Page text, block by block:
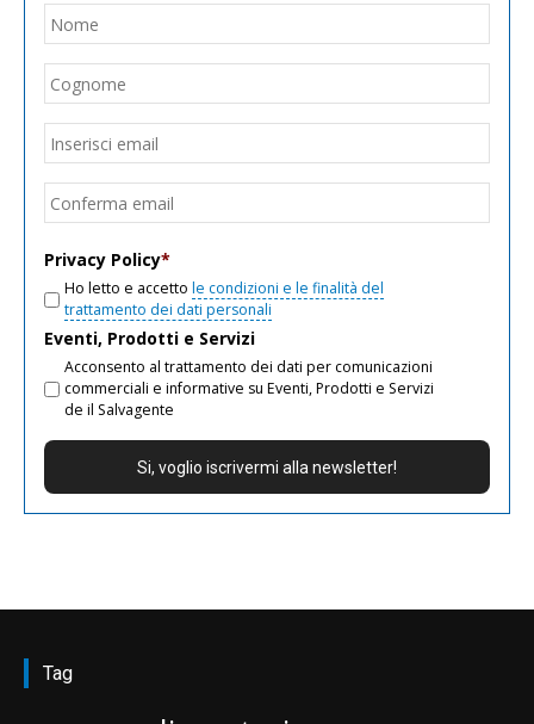
Nome
Email
Privacy Policy*
Ho letto e accetto le condizioni e le finalità del
trattamento dei dati personali
Eventi, Prodotti e Servizi
Acconsento al trattamento dei dati per comunicazioni
commerciali e informative su Eventi, Prodotti e Servizi
de il Salvagente
Tag